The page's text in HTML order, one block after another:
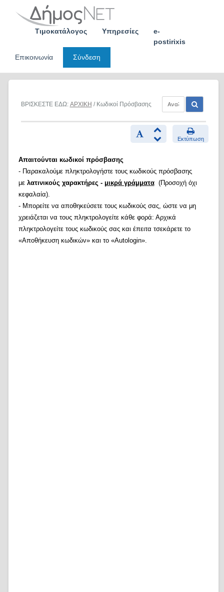
Τιμοκατάλογος Υπηρεσίες
e-
postirixis
Επικοινωνία
Σύνδεση
ΒΡΙΣΚΕΣΤΕ ΕΔΩ: ΑΡΧΙΚΗ / Κωδικοί Πρόσβασης
Εκτύπωση
Απαιτούνται κωδικοί πρόσβασης
- Παρακαλούμε πληκτρολογήστε τους κωδικούς πρόσβασης
με λατινικούς χαρακτήρες - μικρά γράμματα(Προσοχή όχι
κεφαλαία).
- Μπορείτε να αποθηκεύσετε τους κωδικούς σας, ώστε να μη
χρειάζεται να τους πληκτρολογείτε κάθε φορά: Αρχικά
πληκτρολογείτε τους κωδικούς σας και έπειτα τσεκάρετε το
«Αποθήκευση κωδικών» και το «Autologin».